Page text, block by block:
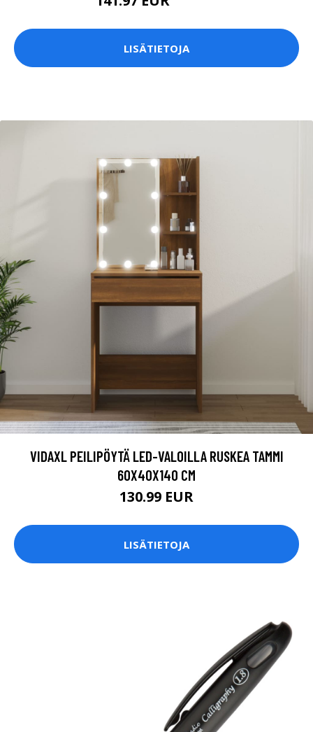
LISÄTIETOJA
VIDAXL PEILIPÖYTÄ LED-VALOILLA RUSKEA TAMMI
60X40X140 CM
130.99 EUR
LISÄTIETOJA